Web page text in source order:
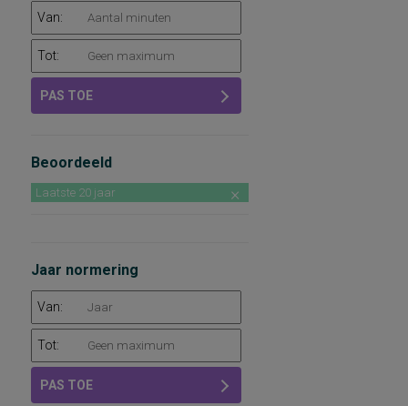
Van:
Tot:
PAS TOE
Beoordeeld
Laatste 20 jaar
Jaar normering
Van:
Tot:
PAS TOE